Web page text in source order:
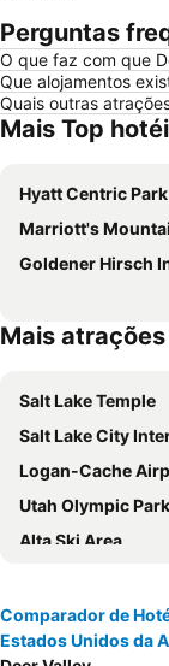
Perguntas
O que faz com que
Que alojamentos
Quais outras
Mais Top
Hyatt Centric
Marriott's
Goldener Hirsch
Mais
Salt Lake Temple
Salt Lake City
Logan-Cache
Utah Olympic Park
Alta Ski Area
Rio Tinto Stadium
Phillips
Comparador de
Estados Unidos da